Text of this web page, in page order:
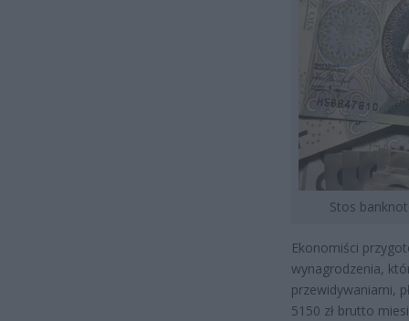
Stos
Ekonomiści
wynagrodzenia,
przewidywaniami,
5150 zł brutto